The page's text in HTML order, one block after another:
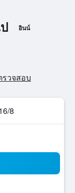
อินน์
วจสอบ
8